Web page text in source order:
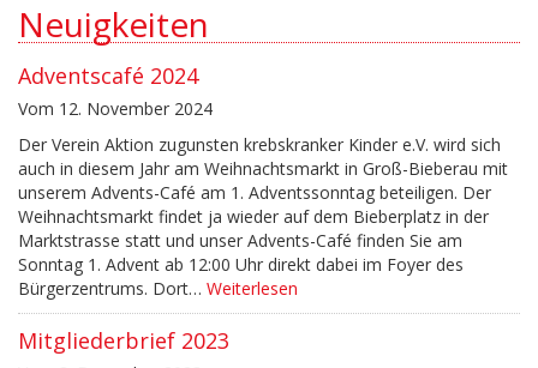
Neuigkeiten
Adventscafé 2024
Vom 12. November 2024
Der Verein Aktion zugunsten krebskranker Kinder e.V. wird sich
auch in diesem Jahr am Weihnachtsmarkt in Groß-Bieberau mit
unserem Advents-Café am 1. Adventssonntag beteiligen. Der
Weihnachtsmarkt findet ja wieder auf dem Bieberplatz in der
Marktstrasse statt und unser Advents-Café finden Sie am
Sonntag 1. Advent ab 12:00 Uhr direkt dabei im Foyer des
Bürgerzentrums. Dort… Weiterlesen
Mitgliederbrief 2023